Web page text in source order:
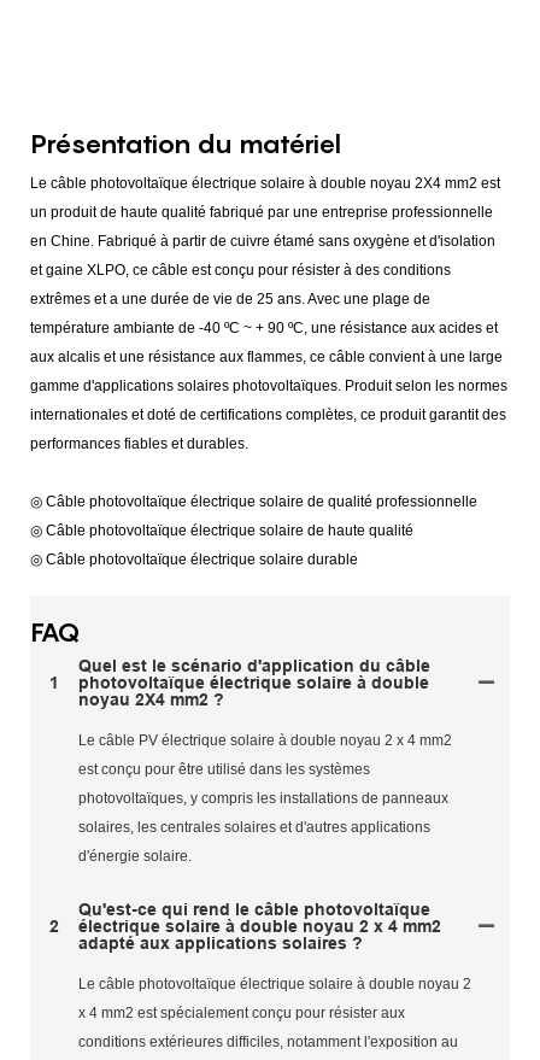
Présentation du matériel
Le câble photovoltaïque électrique solaire à double noyau 2X4 mm2 est
un produit de haute qualité fabriqué par une entreprise professionnelle
en Chine. Fabriqué à partir de cuivre étamé sans oxygène et d'isolation
et gaine XLPO, ce câble est conçu pour résister à des conditions
extrêmes et a une durée de vie de 25 ans. Avec une plage de
température ambiante de -40 ºC ~ + 90 ºC, une résistance aux acides et
aux alcalis et une résistance aux flammes, ce câble convient à une large
gamme d'applications solaires photovoltaïques. Produit selon les normes
internationales et doté de certifications complètes, ce produit garantit des
performances fiables et durables.
◎ Câble photovoltaïque électrique solaire de qualité professionnelle
◎ Câble photovoltaïque électrique solaire de haute qualité
◎ Câble photovoltaïque électrique solaire durable
FAQ
1
Quel est le scénario d'application du câble
photovoltaïque électrique solaire à double
noyau 2X4 mm2 ?
Le câble PV électrique solaire à double noyau 2 x 4 mm2
est conçu pour être utilisé dans les systèmes
photovoltaïques, y compris les installations de panneaux
solaires, les centrales solaires et d'autres applications
d'énergie solaire.
2
Qu'est-ce qui rend le câble photovoltaïque
électrique solaire à double noyau 2 x 4 mm2
adapté aux applications solaires ?
Le câble photovoltaïque électrique solaire à double noyau 2
x 4 mm2 est spécialement conçu pour résister aux
conditions extérieures difficiles, notamment l'exposition au